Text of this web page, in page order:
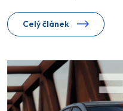
Celý článek